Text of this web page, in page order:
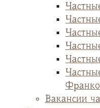
Вакансии